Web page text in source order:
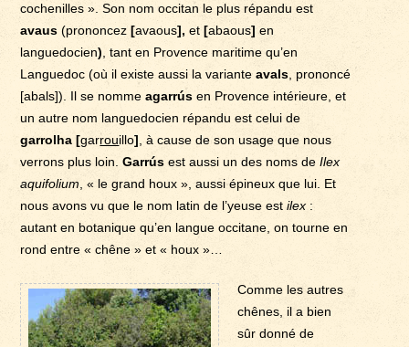
cochenilles ». Son nom occitan le plus répandu est
avaus(prononcez [avaous],et[abaous]en
languedocien) , tant en Provence maritime qu’en
Languedoc (où il existe aussi la varianteavals , prononcé
[abals]). Il se nommeagarrús en Provence intérieure, et
un autre nom languedocien répandu est celui de
garrolha [garrouillo] , à cause de son usage que nous
verrons plus loin.Garrús est aussi un des noms deIlex
aquifolium , « le grand houx », aussi épineux que lui. Et
nous avons vu que le nom latin de l’yeuse estilex :
autant en botanique qu’en langue occitane, on tourne en
rond entre « chêne » et « houx »…
Comme les autres
chênes, il a bien
sûr donné de